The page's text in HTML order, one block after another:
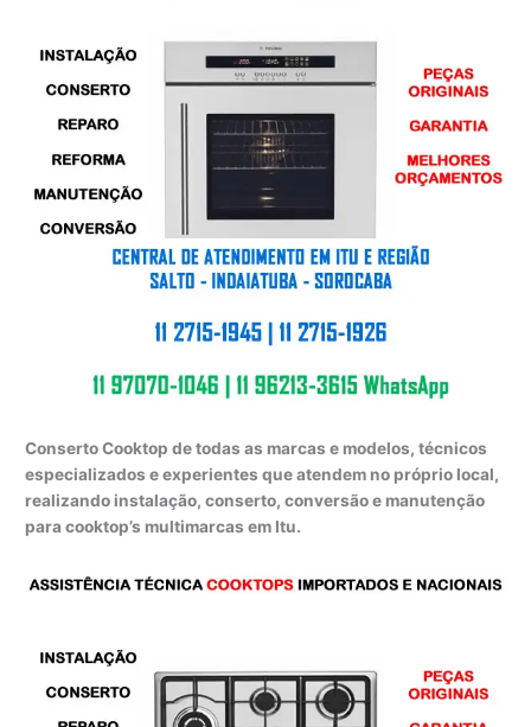
Conserto Cooktop de todas as marcas e modelos, técnicos
especializados e experientes que atendem no próprio local,
realizando instalação, conserto, conversão e manutenção
para cooktop’s multimarcas em Itu.